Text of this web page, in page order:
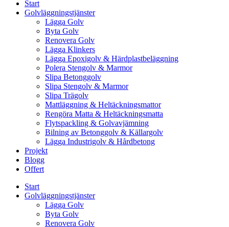
Start
Golvläggningstjänster
Lägga Golv
Byta Golv
Renovera Golv
Lägga Klinkers
Lägga Epoxigolv & Härdplastbeläggning
Polera Stengolv & Marmor
Slipa Betonggolv
Slipa Stengolv & Marmor
Slipa Trägolv
Mattläggning & Heltäckningsmattor
Rengöra Matta & Heltäckningsmatta
Flytspackling & Golvavjämning
Bilning av Betonggolv & Källargolv
Lägga Industrigolv & Hårdbetong
Projekt
Blogg
Offert
Start
Golvläggningstjänster
Lägga Golv
Byta Golv
Renovera Golv